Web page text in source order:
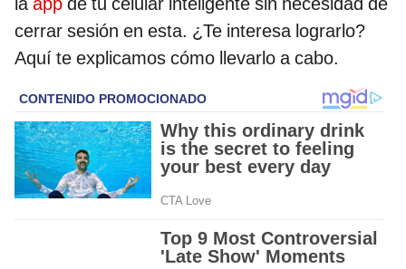
cerrar sesión en esta. ¿Te interesa lograrlo?
Aquí te explicamos cómo llevarlo a cabo.